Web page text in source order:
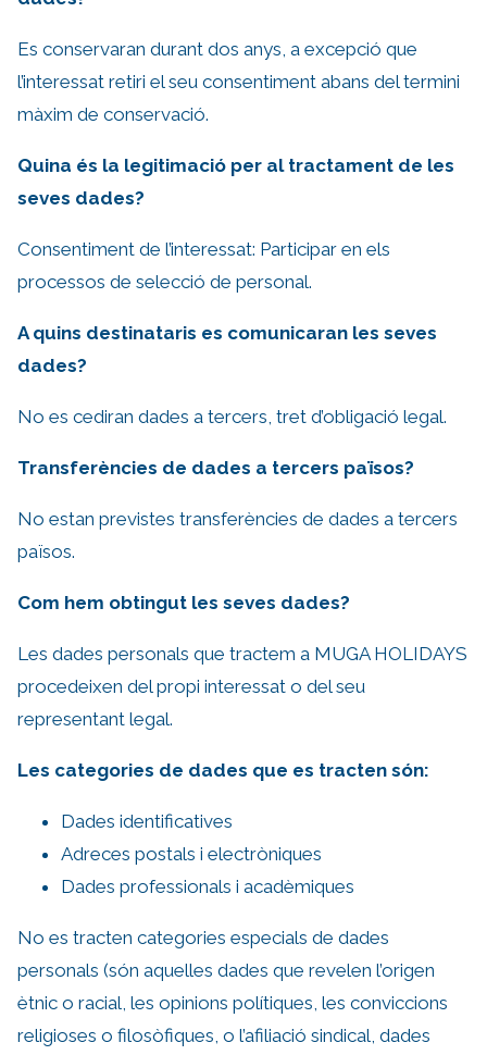
Es conservaran durant dos anys, a excepció que
l’interessat retiri el seu consentiment abans del termini
màxim de conservació.
Quina és la legitimació per al tractament de les
seves dades?
Consentiment de l’interessat: Participar en els
processos de selecció de personal.
A quins destinataris es comunicaran les seves
dades?
No es cediran dades a tercers, tret d’obligació legal.
Transferències de dades a tercers països?
No estan previstes transferències de dades a tercers
països.
Com hem obtingut les seves dades?
Les dades personals que tractem a MUGA HOLIDAYS
procedeixen del propi interessat o del seu
representant legal.
Les categories de dades que es tracten són:
Dades identificatives
Adreces postals i electròniques
Dades professionals i acadèmiques
No es tracten categories especials de dades
personals (són aquelles dades que revelen l’origen
ètnic o racial, les opinions polítiques, les conviccions
religioses o filosòfiques, o l’afiliació sindical, dades